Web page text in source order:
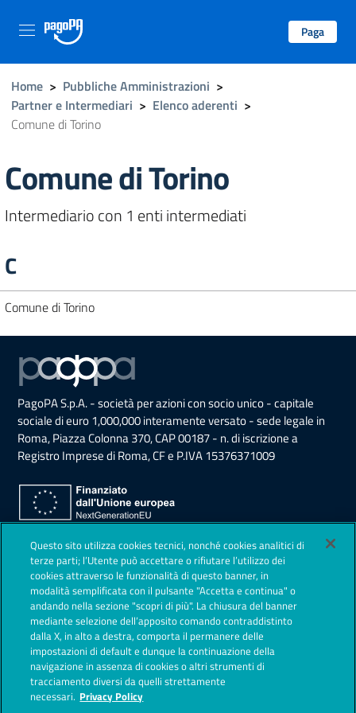
Paga
Home > Pubbliche Amministrazioni >
Partner e Intermediari > Elenco aderenti >
Comune di Torino
Comune di Torino
Intermediario con 1 enti intermediati
C
Comune di Torino
PagoPA S.p.A. - società per azioni con socio unico - capitale
sociale di euro 1,000,000 interamente versato - sede legale in
Roma, Piazza Colonna 370, CAP 00187 - n. di iscrizione a
Registro Imprese di Roma, CF e P.IVA 15376371009
Sezione Link Utili
Privacy Policy
Note legali
Contestazioni
Società Trasparente
Lavora con noi
Questo sito utilizza cookies tecnici, nonché cookies analitici di
terze parti; l’Utente può accettare o rifiutare l’utilizzo dei
cookies attraverso le funzionalità di questo banner, in
modalità semplificata con il pulsante "Accetta e continua" o
andando nella sezione "scopri di più". La chiusura del banner
mediante selezione dell’apposito comando contraddistinto
dalla X, in alto a destra, comporta il permanere delle
impostazioni di default e dunque la continuazione della
navigazione in assenza di cookies o altri strumenti di
tracciamento diversi da quelli strettamente
necessari. Privacy Policy